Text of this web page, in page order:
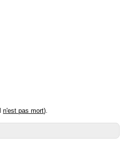
n'est pas mort).